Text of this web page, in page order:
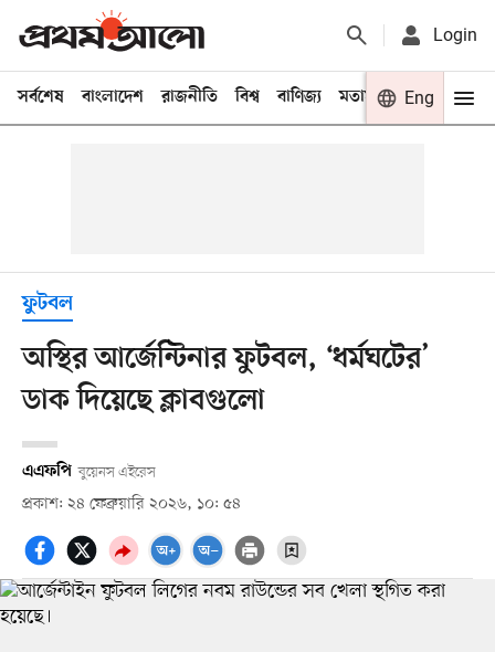
Login
সর্বশেষ বাংলাদেশ রাজনীতি বিশ্ব বাণিজ্য মতামত খেলা
Eng
ফুটবল
অস্থির আর্জেন্টিনার ফুটবল, ‘ধর্মঘটের’
ডাক দিয়েছে ক্লাবগুলো
এএফপি বুয়েনস এইরেস
প্রকাশ: ২৪ ফেব্রুয়ারি ২০২৬, ১০: ৫৪